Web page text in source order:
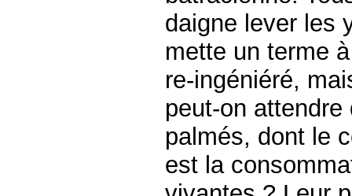
daigne lever les
mette un terme
re-ingéniéré,
peut-on
palmés, dont le
est la